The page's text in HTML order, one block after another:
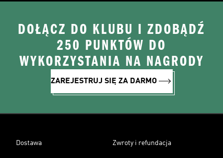
DOŁĄCZ DO KLUBU I ZDOBĄDŹ
250 PUNKTÓW DO
WYKORZYSTANIA NA NAGRODY
ZAREJESTRUJ SIĘ ZA DARMO
Dostawa Zwroty i refundacja